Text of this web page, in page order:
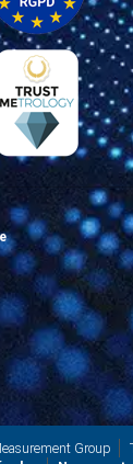
Group